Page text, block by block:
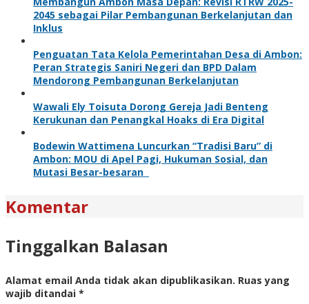
2045 sebagai Pilar Pembangunan Berkelanjutan dan
Inklus
Penguatan Tata Kelola Pemerintahan Desa di Ambon:
Peran Strategis Saniri Negeri dan BPD Dalam
Mendorong Pembangunan Berkelanjutan
Wawali Ely Toisuta Dorong Gereja Jadi Benteng
Kerukunan dan Penangkal Hoaks di Era Digital
Bodewin Wattimena Luncurkan “Tradisi Baru” di
Ambon: MOU di Apel Pagi, Hukuman Sosial, dan
Mutasi Besar-besaran
Komentar
Tinggalkan Balasan
Alamat email Anda tidak akan dipublikasikan. Ruas yang
wajib ditandai *